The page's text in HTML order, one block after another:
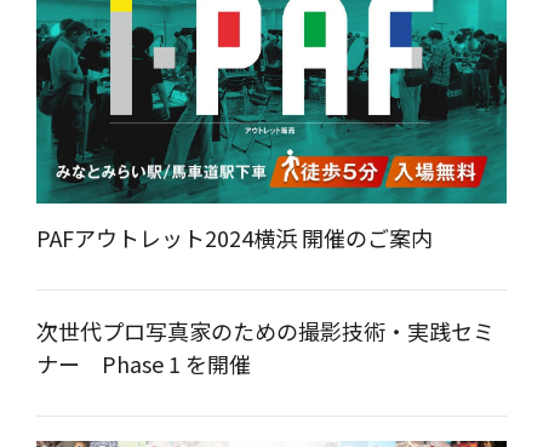
PAFアウトレット2024横浜 開催のご案内
次世代プロ写真家のための撮影技術・実践セミ
ナー Phase 1 を開催